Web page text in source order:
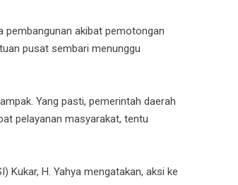
pembangunan akibat pemotongan
pusat sembari menunggu
Yang pasti, pemerintah daerah
pelayanan masyarakat, tentu
Kukar, H. Yahya mengatakan, aksi ke